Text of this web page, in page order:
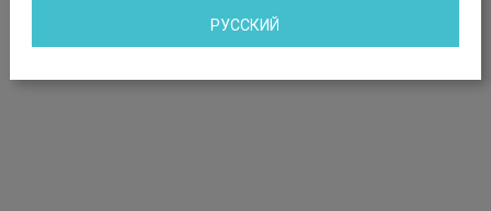
РУССКИЙ